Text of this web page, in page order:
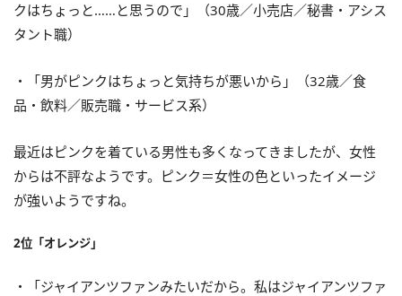
クはちょっと……と思うので」（30歳／小売店／秘書・アシス
タント職）
・「男がピンクはちょっと気持ちが悪いから」（32歳／食
品・飲料／販売職・サービス系）
最近はピンクを着ている男性も多くなってきましたが、女性
からは不評なようです。ピンク＝女性の色といったイメージ
が強いようですね。
2位「オレンジ」
・「ジャイアンツファンみたいだから。私はジャイアンツファ